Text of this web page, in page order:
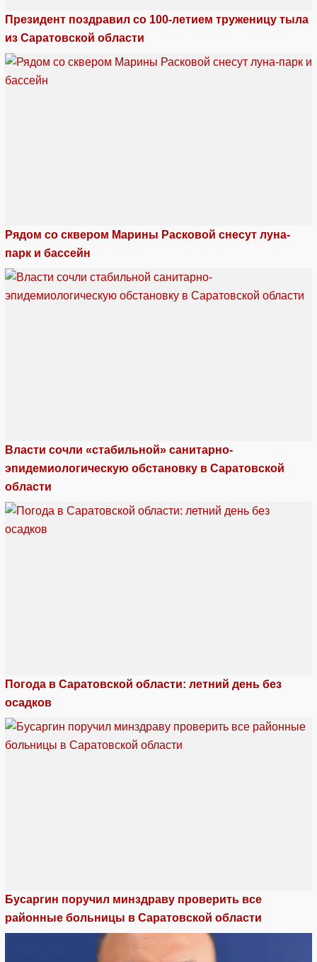
Президент поздравил со 100-летием труженицу тыла
из Саратовской области
Рядом со сквером Марины Расковой снесут луна-
парк и бассейн
Власти сочли «стабильной» санитарно-
эпидемиологическую обстановку в Саратовской
области
Погода в Саратовской области: летний день без
осадков
Бусаргин поручил минздраву проверить все
районные больницы в Саратовской области